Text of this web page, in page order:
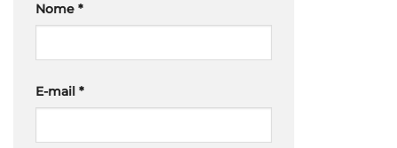
Nome *
E-mail *